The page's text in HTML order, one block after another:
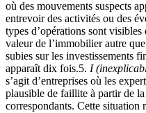
où des mouvements suspects
entrevoir des activités ou des
types d’opérations sont
valeur de l’immobilier autre
subies sur les investissements
apparaît dix fois.5. I
s’agit d’entreprises où les
plausible de faillite à partir de
correspondants. Cette situation